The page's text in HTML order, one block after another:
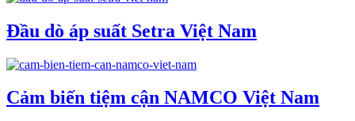
Đầu dò áp suất Setra Việt Nam
Cảm biến tiệm cận NAMCO Việt Nam